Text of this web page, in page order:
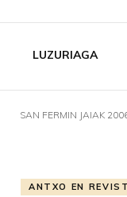
LUZURIAGA
SAN FERMIN JAIAK
ANTXO EN